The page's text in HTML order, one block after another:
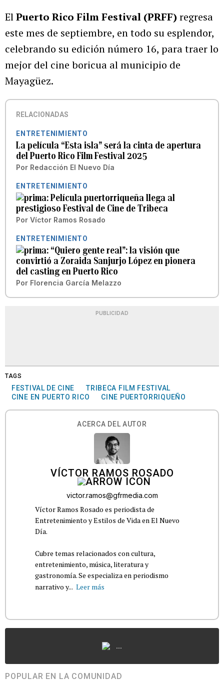
ElPuerto Rico Film Festival (PRFF) regresa
este mes de septiembre, en todo su esplendor,
celebrando su edición número 16, para traer lo
mejor del cine boricua al municipio de
Mayagüez.
RELACIONADAS
ENTRETENIMIENTO
La película “Esta isla” será la cinta de apertura
del Puerto Rico Film Festival 2025
Por Redacción El Nuevo Día
ENTRETENIMIENTO
Película puertorriqueña llega al
prestigioso Festival de Cine de Tribeca
Por Víctor Ramos Rosado
ENTRETENIMIENTO
“Quiero gente real”: la visión que
convirtió a Zoraida Sanjurjo López en pionera
del casting en Puerto Rico
Por Florencia García Melazzo
PUBLICIDAD
TAGS
FESTIVAL DE CINE
TRIBECA FILM FESTIVAL
CINE EN PUERTO RICO
CINE PUERTORRIQUEÑO
ACERCA DEL AUTOR
VÍCTOR RAMOS ROSADO
victor.ramos@gfrmedia.com
Víctor Ramos Rosado es periodista de
Entretenimiento y Estilos de Vida en El Nuevo
Día.
Cubre temas relacionados con cultura,
entretenimiento, música, literatura y
gastronomía. Se especializa en periodismo
narrativo y... Leer más
...
POPULAR EN LA COMUNIDAD